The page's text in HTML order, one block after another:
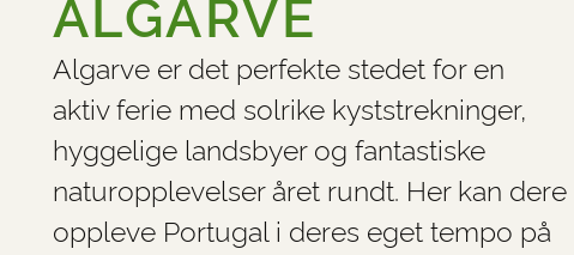
ALGARVE
Algarve er det perfekte stedet for en
aktiv ferie med solrike kyststrekninger,
hyggelige landsbyer og fantastiske
naturopplevelser året rundt. Her kan dere
oppleve Portugal i deres eget tempo på